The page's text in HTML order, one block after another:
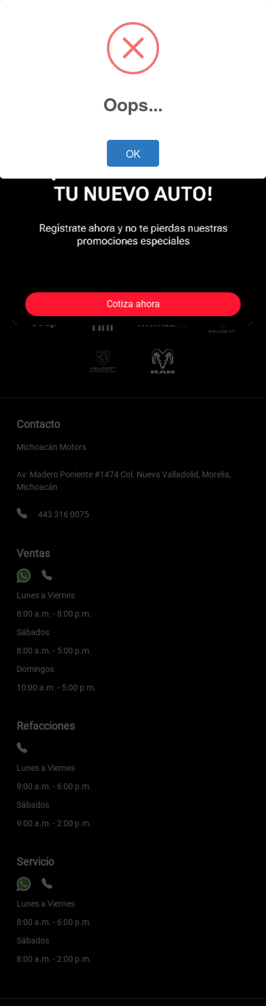
Contacto
Michoacán Motors
Av. Madero Poniente #1474 Col. Nueva Valladolid, Morelia,
Michoacán
443 316 0075
Ventas
Lunes a Viernes
8:00 a.m. - 8:00 p.m.
Sábados
8:00 a.m. - 5:00 p.m.
Domingos
10:00 a.m. - 5:00 p.m.
Refacciones
Lunes a Viernes
9:00 a.m. - 6:00 p.m.
Sábados
9:00 a.m. - 2:00 p.m.
Servicio
Lunes a Viernes
8:00 a.m. - 6:00 p.m.
Sábados
8:00 a.m. - 2:00 p.m.
Cotiza ahora
Oops...
OK